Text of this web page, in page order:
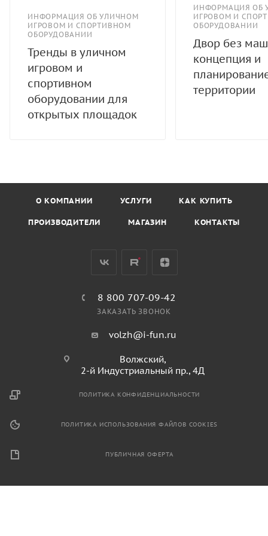
ИНФОРМАЦИЯ ОБ УЛИЧНОМ
ИГРОВОМ И СПОРТИВНОМ
ОБОРУДОВАНИИ
Тренды в уличном
игровом и
спортивном
оборудовании для
открытых площадок
ИНФОРМАЦИЯ ОБ
ИГРОВОМ И
ОБОРУДОВАНИИ
Двор без
концепция и
территории
О КОМПАНИИ УСЛУГИ КАК КУПИТЬ
ПРОИЗВОДИТЕЛИ МАГАЗИН КОНТАКТЫ
8 800 707-09-42
ЗАКАЗАТЬ ЗВОНОК
volzh@i-fun.ru
Волжский,
2-й Индустриальный пр., 4Д
ПОЛИТИКА КОНФИДЕНЦИАЛЬНОСТИ
ПОЛИТИКА ИСПОЛЬЗОВАНИЯ ФАЙЛОВ COOKIES
ПУБЛИЧНАЯ ОФЕРТА